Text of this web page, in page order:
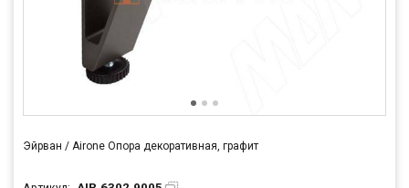
Эйрван / Airone Опора декоративная, графит